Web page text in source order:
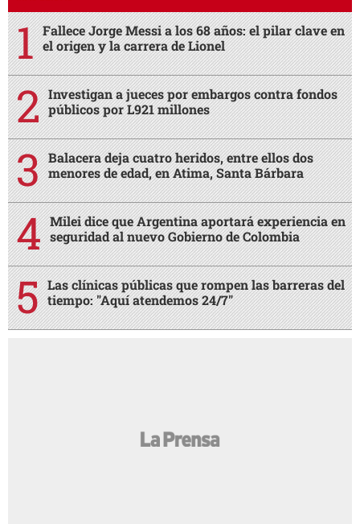
Fallece Jorge Messi a los 68 años: el pilar clave en
el origen y la carrera de Lionel
Investigan a jueces por embargos contra fondos
públicos por L921 millones
Balacera deja cuatro heridos, entre ellos dos
menores de edad, en Atima, Santa Bárbara
Milei dice que Argentina aportará experiencia en
seguridad al nuevo Gobierno de Colombia
Las clínicas públicas que rompen las barreras del
tiempo: "Aquí atendemos 24/7"